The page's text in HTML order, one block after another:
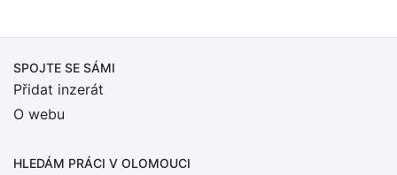
SPOJTE SE SÁMI
Přidat inzerát
O webu
HLEDÁM PRÁCI V OLOMOUCI